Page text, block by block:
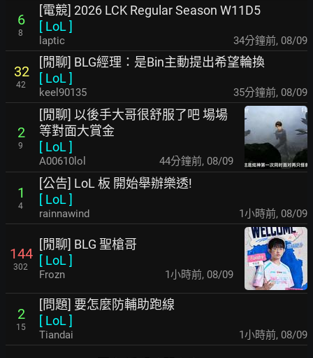
6
8
[電競] 2026 LCK Regular Season W11D5
[ LoL ]
laptic 34分鐘前, 08/09
32
42
[閒聊] BLG經理：是Bin主動提出希望輪換
[ LoL ]
keel90135 35分鐘前, 08/09
2
9
[閒聊] 以後手大哥很舒服了吧 場場
等對面大賞金
[ LoL ]
A00610lol 44分鐘前, 08/09
1
4
[公告] LoL 板 開始舉辦樂透!
[ LoL ]
rainnawind 1小時前, 08/09
144
302
[閒聊] BLG 聖槍哥
[ LoL ]
Frozn 1小時前, 08/09
2
15
[問題] 要怎麼防輔助跑線
[ LoL ]
Tiandai 1小時前, 08/09